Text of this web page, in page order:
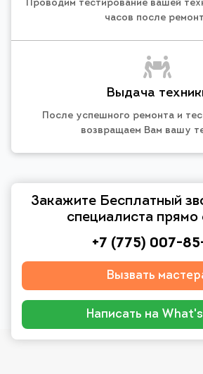
Проводим тестирование вашей
часов после
Выдача
После успешного ремонта и
возвращаем Вам вашу
Закажите Бесплатный
специалиста прямо
+7 (775) 007-
Вызвать
Написать на